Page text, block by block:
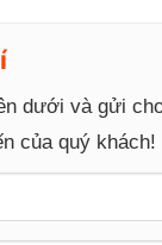
dưới và gửi
của quý khách!